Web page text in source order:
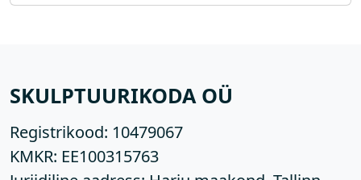
SKULPTUURIKODA OÜ
Registrikood: 10479067
KMKR: EE100315763